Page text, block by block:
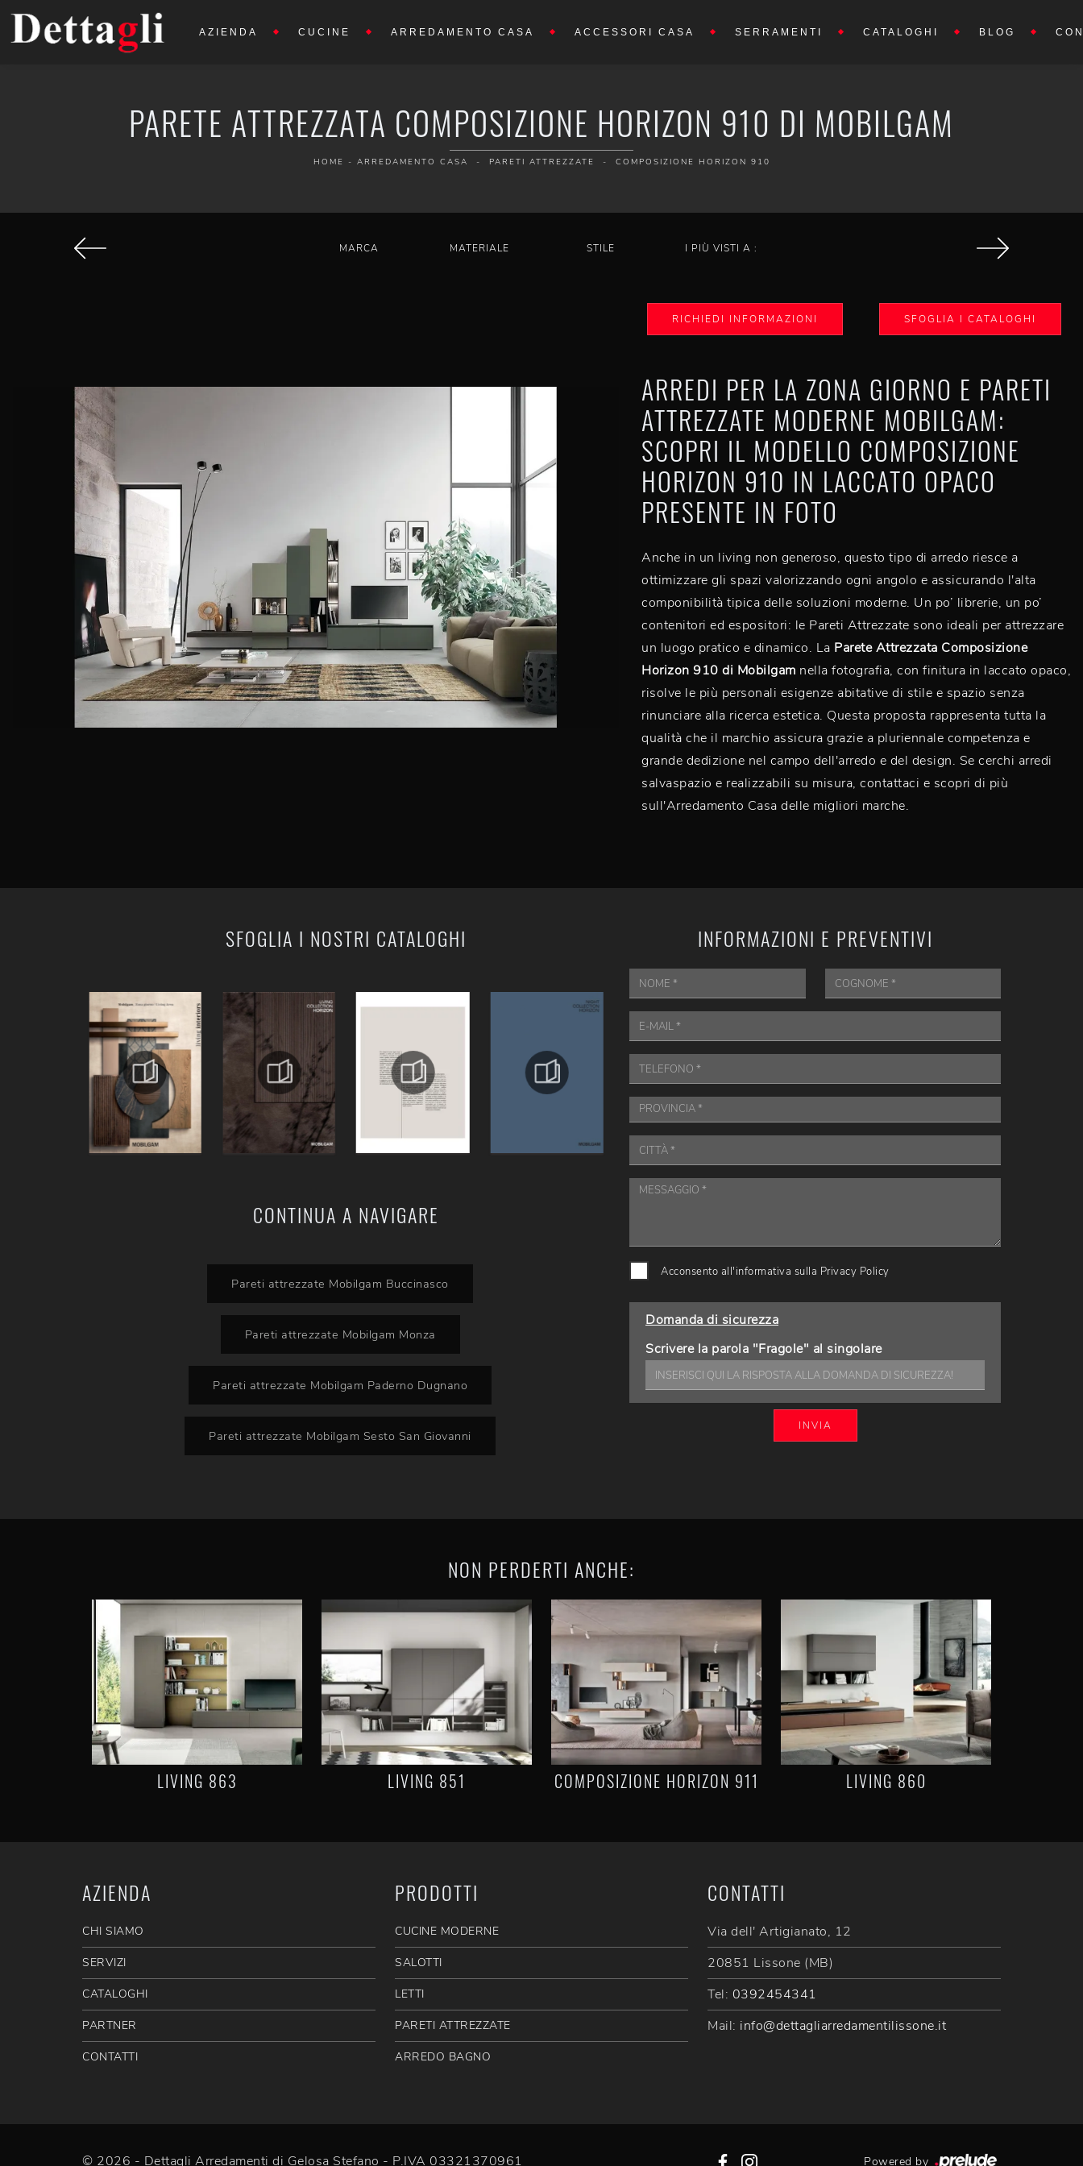
AZIENDA CUCINE ARREDAMENTO CASA ACCESSORI CASA SERRAMENTI CATALOGHI BLOG
PARETE ATTREZZATA COMPOSIZIONE HORIZON 910 DI MOBILGAM
HOME - ARREDAMENTO CASA - PARETI ATTREZZATE - COMPOSIZIONE HORIZON 910
MARCA MATERIALE STILE I PIÙ VISTI A :
RICHIEDI INFORMAZIONI SFOGLIA I CATALOGHI
ARREDI PER LA ZONA GIORNO E PARETI
ATTREZZATE MODERNE MOBILGAM:
SCOPRI IL MODELLO COMPOSIZIONE
HORIZON 910 IN LACCATO OPACO
PRESENTE IN FOTO
Anche in un living non generoso, questo tipo di arredo riesce a
ottimizzare gli spazi valorizzando ogni angolo e assicurando l'alta
componibilità tipica delle soluzioni moderne. Un po’ librerie, un po’
contenitori ed espositori: le Pareti Attrezzate sono ideali per attrezzare
un luogo pratico e dinamico. La Parete Attrezzata Composizione
Horizon 910 di Mobilgam nella fotografia, con finitura in laccato opaco,
risolve le più personali esigenze abitative di stile e spazio senza
rinunciare alla ricerca estetica. Questa proposta rappresenta tutta la
qualità che il marchio assicura grazie a pluriennale competenza e
grande dedizione nel campo dell'arredo e del design. Se cerchi arredi
salvaspazio e realizzabili su misura, contattaci e scopri di più
sull'Arredamento Casa delle migliori marche.
SFOGLIA I NOSTRI CATALOGHI
CONTINUA A NAVIGARE
Pareti attrezzate Mobilgam Buccinasco
Pareti attrezzate Mobilgam Monza
Pareti attrezzate Mobilgam Paderno Dugnano
Pareti attrezzate Mobilgam Sesto San Giovanni
INFORMAZIONI E PREVENTIVI
Acconsento all'informativa sulla Privacy Policy
Domanda di sicurezza
Scrivere la parola "Fragole" al singolare
INVIA
NON PERDERTI ANCHE:
LIVING 863 LIVING 851 COMPOSIZIONE HORIZON 911 LIVING 860
AZIENDA
CHI SIAMO
SERVIZI
CATALOGHI
PARTNER
CONTATTI
PRODOTTI
CUCINE MODERNE
SALOTTI
LETTI
PARETI ATTREZZATE
ARREDO BAGNO
CONTATTI
Via dell' Artigianato, 12
20851 Lissone (MB)
Tel: 0392454341
Mail: info@dettagliarredamentilissone.it
© 2026 - Dettagli Arredamenti di Gelosa Stefano - P.IVA 03321370961 Powered by